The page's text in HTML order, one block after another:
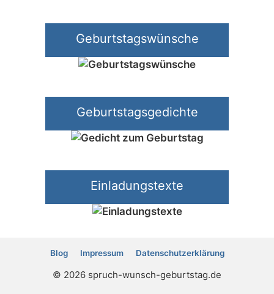
Geburtstagswünsche
Geburtstagsgedichte
Einladungstexte
Blog Impressum Datenschutz­erklärung
© 2026 spruch-wunsch-geburtstag.de